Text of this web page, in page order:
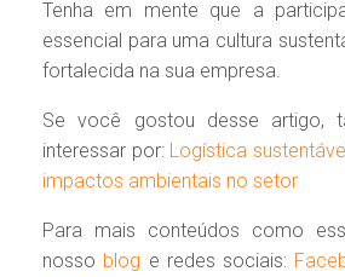
Tenha em mente que a
essencial para uma cultura
fortalecida na sua empresa.
Se você gostou desse artigo,
interessar por: Logística
impactos ambientais no setor
Para mais conteúdos como
nosso blog e redes sociais: